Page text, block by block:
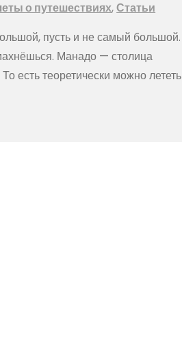
о путешествиях,Статьи
пусть и не самый большой.
Манадо — столица
есть теоретически можно лететь